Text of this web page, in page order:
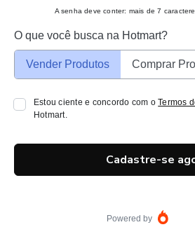
A senha deve conter: mais de 7
O que você busca na Hotmart?
Vender Produtos Comprar
Estou ciente e concordo com oTermos
Hotmart.
Cadastre-se
Powered by